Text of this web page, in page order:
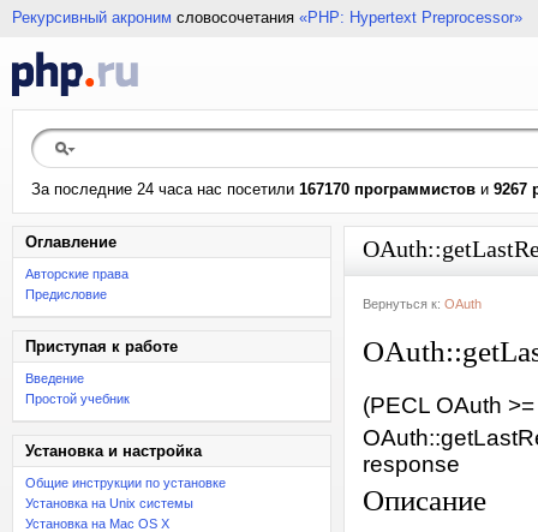
Рекурсивный акроним словосочетания «PHP: Hypertext Preprocessor»
За последние 24 часа нас посетили 167170 программистов и 9267
Оглавление
Авторские права
Предисловие
Приступая к работе
Введение
Простой учебник
Установка и настройка
Общие инструкции по установке
Установка на Unix системы
Установка на Mac OS X
Вернуться к: OAuth
(PECL OAuth
response
Описание